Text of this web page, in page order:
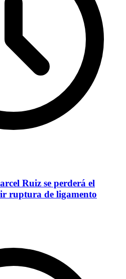
Ruiz se perderá el
ruptura de ligamento